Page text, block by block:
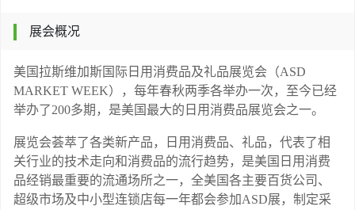
展会概况
美国拉斯维加斯国际日用消费品及礼品展览会（ASD
MARKET WEEK），每年春秋两季各举办一次，至今已经
举办了200多期，是美国最大的日用消费品展览会之一。
展览会荟萃了各类新产品，日用消费品、礼品，代表了相
关行业的技术走向和消费品的流行趋势，是美国日用消费
品经销最重要的流通场所之一，全美国各主要百货公司、
超级市场及中小型连锁店每一年都会参加ASD展，制定采